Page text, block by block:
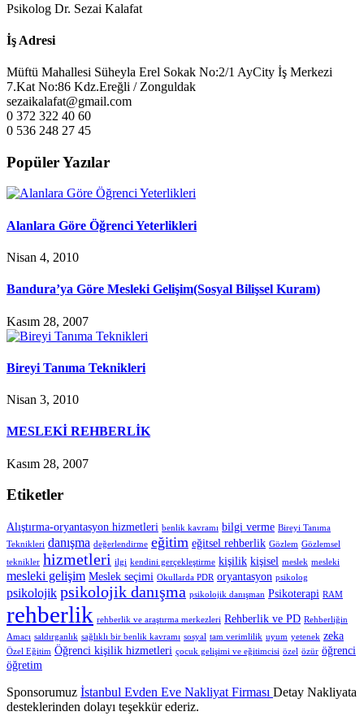
Psikolog Dr. Sezai Kalafat
İş Adresi
Müftü Mahallesi Süheyla Erel Sokak No:2/1 AyCity İş Merkezi
7.Kat No:86 Kdz.Ereğli / Zonguldak
sezaikalafat@gmail.com
0 372 322 40 60
0 536 248 27 45
Popüler Yazılar
Alanlara Göre Öğrenci Yeterlikleri
Nisan 4, 2010
Bandura’ya Göre Mesleki Gelişim(Sosyal Bilişsel Kuram)
Kasım 28, 2007
Bireyi Tanıma Teknikleri
Nisan 3, 2010
MESLEKİ REHBERLİK
Kasım 28, 2007
Etiketler
Alıştırma-oryantasyon hizmetleri benlik kavramı bilgi verme Bireyi Tanıma
Teknikleri danışma değerlendirme eğitim eğitsel rehberlik Gözlem Gözlemsel
teknikler hizmetleri ilgi kendini gerçekleştirme kişilik kişisel meslek mesleki
mesleki gelişim Meslek seçimi Okullarda PDR oryantasyon psikolog
psikolojik psikolojik danışma psikolojik danışman Psikoterapi RAM
rehberlik rehberlik ve araştırma merkezleri Rehberlik ve PD Rehberliğin
Amacı saldırganlık sağlıklı bir benlik kavramı sosyal tam verimlilik uyum yetenek zeka
Özel Eğitim Öğrenci kişilik hizmetleri çocuk gelişimi ve eğitimcisi özel özür öğrenci
öğretim
Sponsorumuz İstanbul Evden Eve Nakliyat Firması Detay Nakliyata
desteklerinden dolayı teşekkür ederiz.